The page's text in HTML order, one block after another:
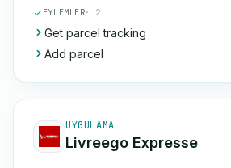
EYLEMLER· 2
Get parcel tracking
Add parcel
UYGULAMA
Livreego Expresse